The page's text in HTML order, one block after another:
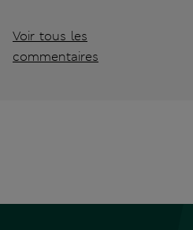
Voir tous les
commentaires